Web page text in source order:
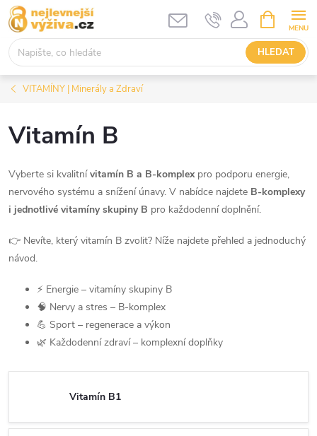
Přejít
na
obsah
HLEDAT
NÁKUPNÍ
KOŠÍK
VITAMÍNY | Minerály a Zdraví
Vitamín B
Vyberte si kvalitnívitamín B a B-komplexpro podporu energie,
nervového systému a snížení únavy. V nabídce najdete B-komplexy
i jednotlivé vitamíny skupiny B pro každodenní doplnění.
👉 Nevíte, který vitamín B zvolit? Níže najdete přehled a jednoduchý
návod.
⚡ Energie – vitamíny skupiny B
🧠 Nervy a stres – B-komplex
💪 Sport – regenerace a výkon
🌿 Každodenní zdraví – komplexní doplňky
Vitamín B1